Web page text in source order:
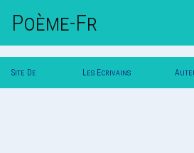
Poème-Fr
Site De Les Ecrivains